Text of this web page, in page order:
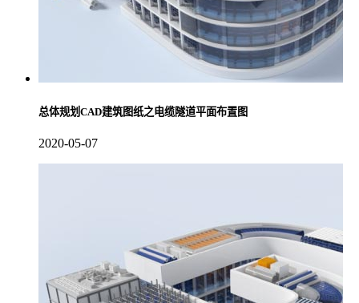
总体规划CAD建筑图纸之电缆隧道平面布置图
2020-05-07